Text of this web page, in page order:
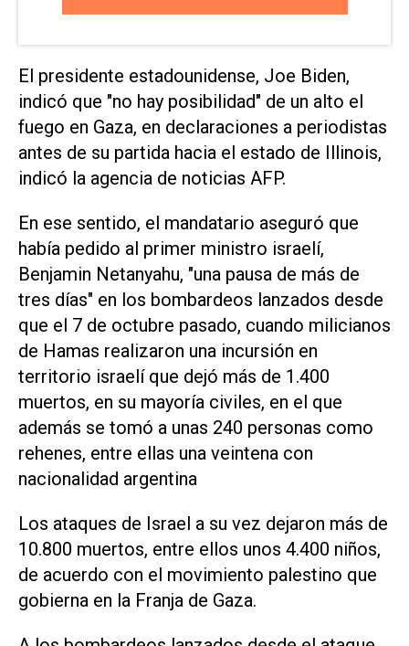
El presidente estadounidense, Joe Biden,
indicó que "no hay posibilidad" de un alto el
fuego en Gaza, en declaraciones a periodistas
antes de su partida hacia el estado de Illinois,
indicó la agencia de noticias AFP.
En ese sentido, el mandatario aseguró que
había pedido al primer ministro israelí,
Benjamin Netanyahu, "una pausa de más de
tres días" en los bombardeos lanzados desde
que el 7 de octubre pasado, cuando milicianos
de Hamas realizaron una incursión en
territorio israelí que dejó más de 1.400
muertos, en su mayoría civiles, en el que
además se tomó a unas 240 personas como
rehenes, entre ellas una veintena con
nacionalidad argentina
Los ataques de Israel a su vez dejaron más de
10.800 muertos, entre ellos unos 4.400 niños,
de acuerdo con el movimiento palestino que
gobierna en la Franja de Gaza.